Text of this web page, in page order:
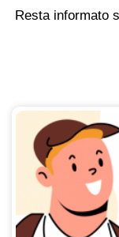
Resta informato